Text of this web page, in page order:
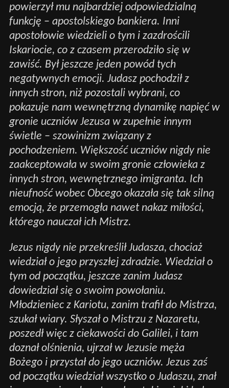
powierzył mu najbardziej odpowiedzialną
funkcję – apostolskiego bankiera. Inni
apostołowie wiedzieli o tym i zazdrościli
Iskariocie, co z czasem przerodziło się w
zawiść. Był jeszcze jeden powód tych
negatywnych emocji. Judasz pochodził z
innych stron, niż pozostali wybrani, co
pokazuje nam wewnętrzną dynamikę napięć w
gronie uczniów Jezusa w zupełnie innym
świetle – szowinizm związany z
pochodzeniem. Większość uczniów nigdy nie
zaakceptowała w swoim gronie człowieka z
innych stron, wewnętrznego imigranta. Ich
nieufność wobec Obcego okazała się tak silną
emocją, że przemogła nawet nakaz miłości,
którego nauczał ich Mistrz.
Jezus nigdy nie przekreślił Judasza, chociaż
wiedział o jego przyszłej zdradzie. Wiedział o
tym od początku, jeszcze zanim Judasz
dowiedział się o swoim powołaniu.
Młodzieniec z Kariotu, zanim trafił do Mistrza,
szukał wiary. Słyszał o Mistrzu z Nazaretu,
poszedł więc z ciekawości do Galilei, i tam
doznał olśnienia, ujrzał w Jezusie męża
Bożego i przystał do jego uczniów. Jezus zaś
od początku wiedział wszystko o Judaszu, znał